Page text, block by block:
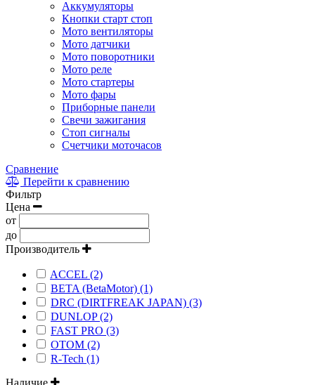
Аккумуляторы
Кнопки старт стоп
Мото вентиляторы
Мото датчики
Мото поворотники
Мото реле
Мото стартеры
Мото фары
Приборные панели
Свечи зажигания
Стоп сигналы
Счетчики моточасов
Сравнение
Перейти к сравнению
Фильтр
Цена
от
до
Производитель
ACCEL (2)
BETA (BetaMotor) (1)
DRC (DIRTFREAK JAPAN) (3)
DUNLOP (2)
FAST PRO (3)
OTOM (2)
R-Tech (1)
Наличие